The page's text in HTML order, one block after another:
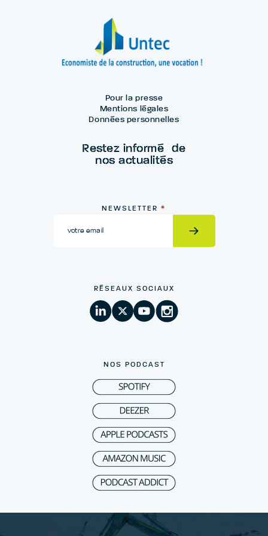
Pour la presse
Mentions légales
Données personnelles
Restez informé de
nos actualités
NewsletterNEWSLETTER *
RÉSEAUX SOCIAUX
NOS PODCAST